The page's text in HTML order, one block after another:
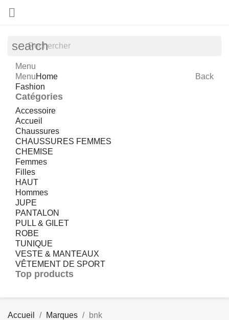

search
Menu
Menu
Back
Home
Fashion
Catégories
Accessoire
Accueil
Chaussures
CHAUSSURES FEMMES
CHEMISE
Femmes
Filles
HAUT
Hommes
JUPE
PANTALON
PULL & GILET
ROBE
TUNIQUE
VESTE & MANTEAUX
VÊTEMENT DE SPORT
Top products
Accueil Marques bnk